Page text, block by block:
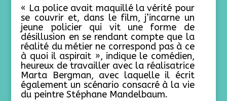
« La police avait maquillé la vérité pour
se couvrir et, dans le film, j’incarne un
jeune policier qui vit une forme de
désillusion en se rendant compte que la
réalité du métier ne correspond pas à ce
à quoi il aspirait », indique le comédien,
heureux de travailler avec la réalisatrice
Marta Bergman, avec laquelle il écrit
également un scénario consacré à la vie
du peintre Stéphane Mandelbaum.